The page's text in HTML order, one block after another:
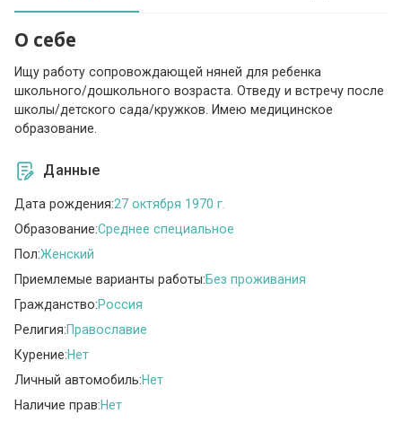
О себе
Ищу работу сопровождающей няней для ребенка
школьного/дошкольного возраста. Отведу и встречу после
школы/детского сада/кружков. Имею медицинское
образование.
Данные
Дата рождения:27 октября 1970 г.
Образование:Среднее специальное
Пол:Женский
Приемлемые варианты работы:Без проживания
Гражданство:Россия
Религия:Православие
Курение:Нет
Личный автомобиль:Нет
Наличие прав:Нет